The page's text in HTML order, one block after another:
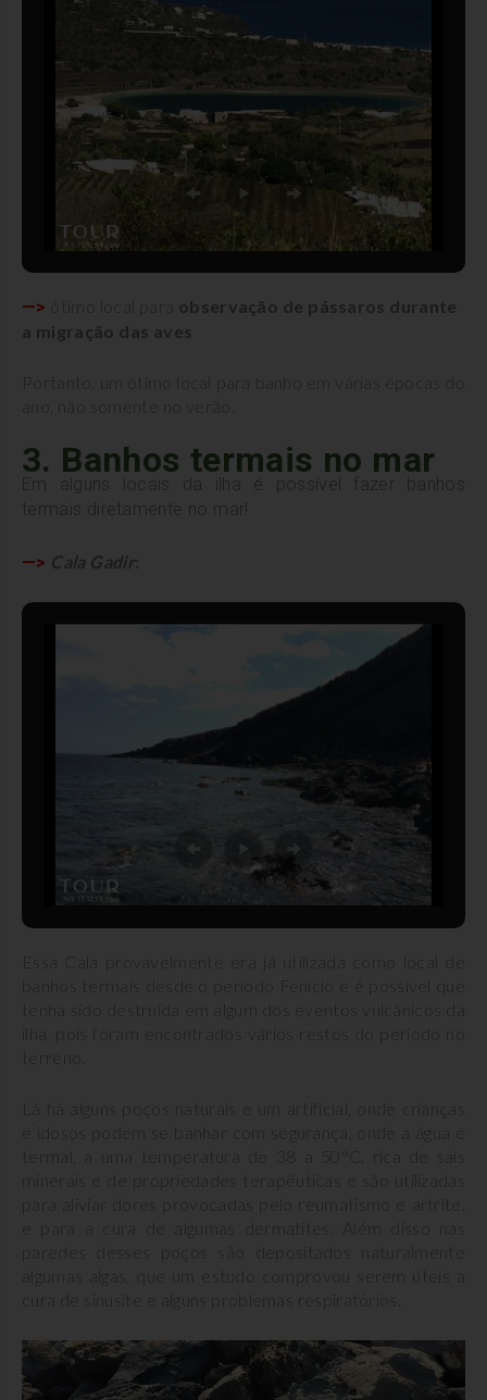
—>
observação de pássaros durante
a migração das aves
3. Banhos termais no mar
Em alguns locais da ilha é possível fazer banhos
termais diretamente no mar!
—> Cala Gadir:
tenha sido destruída em algum dos eventos vulcânicos da
Lá há alguns poços naturais e um artificial, onde crianças
e idosos podem se banhar com segurança, onde a água é
e para a cura de algumas dermatites. Além disso nas
algumas algas, que um estudo comprovou serem úteis a
cura de sinusite e alguns problemas respiratórios.